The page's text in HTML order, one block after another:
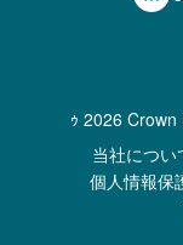
ｩ 2026
当社につ
個人情報保